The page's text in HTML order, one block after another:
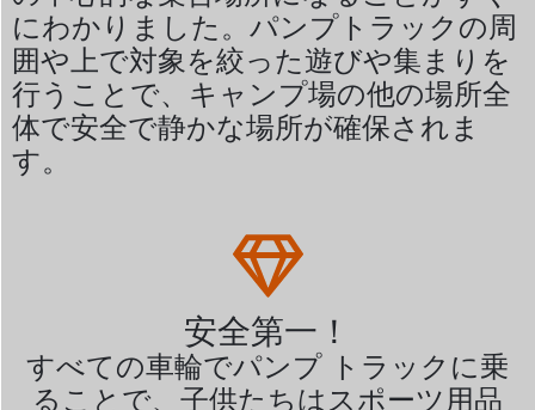
にわかりました。パンプトラックの周
囲や上で対象を絞った遊びや集まりを
行うことで、キャンプ場の他の場所全
体で安全で静かな場所が確保されま
す。
安全第一！
すべての車輪でパンプ トラックに乗
ることで、子供たちはスポーツ用品